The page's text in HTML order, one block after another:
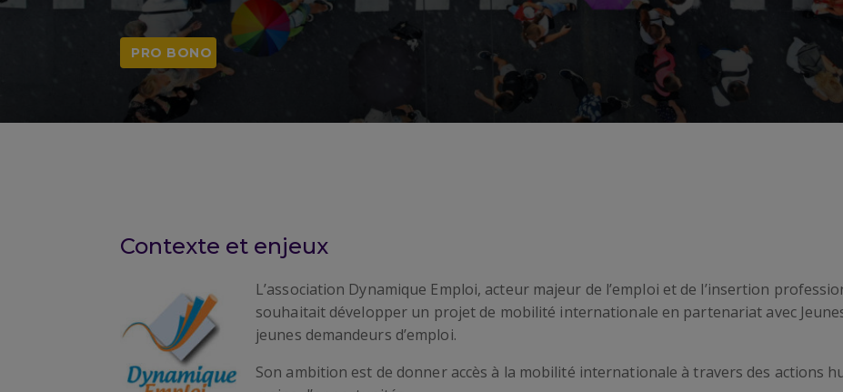
PRO BONO
Contexte et enjeux
L’association Dynamique Emploi, acteur majeur de l’emploi et de l’insertion
souhaitait développer un projet de mobilité internationale en partenariat avec
jeunes demandeurs d’emploi.
Son ambition est de donner accès à la mobilité internationale à travers des actions